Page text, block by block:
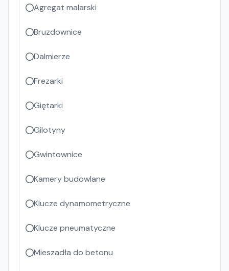
Agregat malarski
Bruzdownice
Dalmierze
Frezarki
Giętarki
Gilotyny
Gwintownice
Kamery budowlane
Klucze dynamometryczne
Klucze pneumatyczne
Mieszadła do betonu